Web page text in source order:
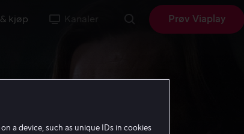
& kjøp Kanaler Prøv Viaplay
a device, such as unique IDs in cookies